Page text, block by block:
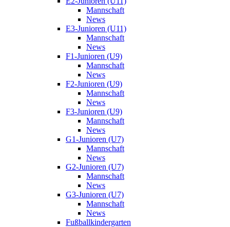
Mannschaft
News
E3-Junioren (U11)
Mannschaft
News
F1-Junioren (U9)
Mannschaft
News
F2-Junioren (U9)
Mannschaft
News
F3-Junioren (U9)
Mannschaft
News
G1-Junioren (U7)
Mannschaft
News
G2-Junioren (U7)
Mannschaft
News
G3-Junioren (U7)
Mannschaft
News
Fußballkindergarten